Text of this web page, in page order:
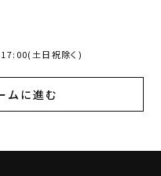
土日祝除く)
ムに進む